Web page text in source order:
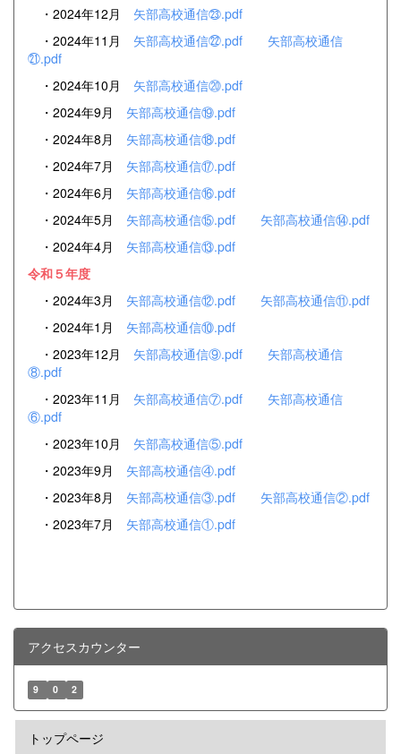
・2024年12月 矢部高校通信㉓.pdf
・2024年11月 矢部高校通信㉒.pdf
矢部高校通信
㉑.pdf
・2024年10月 矢部高校通信⑳.pdf
・2024年9月 矢部高校通信⑲.pdf
・2024年8月 矢部高校通信⑱.pdf
・2024年7月 矢部高校通信⑰.pdf
・2024年6月 矢部高校通信⑯.pdf
・2024年5月 矢部高校通信⑮.pdf
矢部高校通信⑭.pdf
・2024年4月 矢部高校通信⑬.pdf
令和５年度
・2024年3月 矢部高校通信⑫.pdf
矢部高校通信⑪.pdf
・2024年1月 矢部高校通信⑩.pdf
・2023年12月 矢部高校通信⑨.pdf
矢部高校通信
⑧.pdf
・2023年11月 矢部高校通信⑦.pdf
矢部高校通信
⑥.pdf
・2023年10月 矢部高校通信⑤.pdf
・2023年9月 矢部高校通信④.pdf
・2023年8月 矢部高校通信③.pdf
矢部高校通信②.pdf
・2023年7月 矢部高校通信①.pdf
アクセスカウンター
9 0 2
トップページ